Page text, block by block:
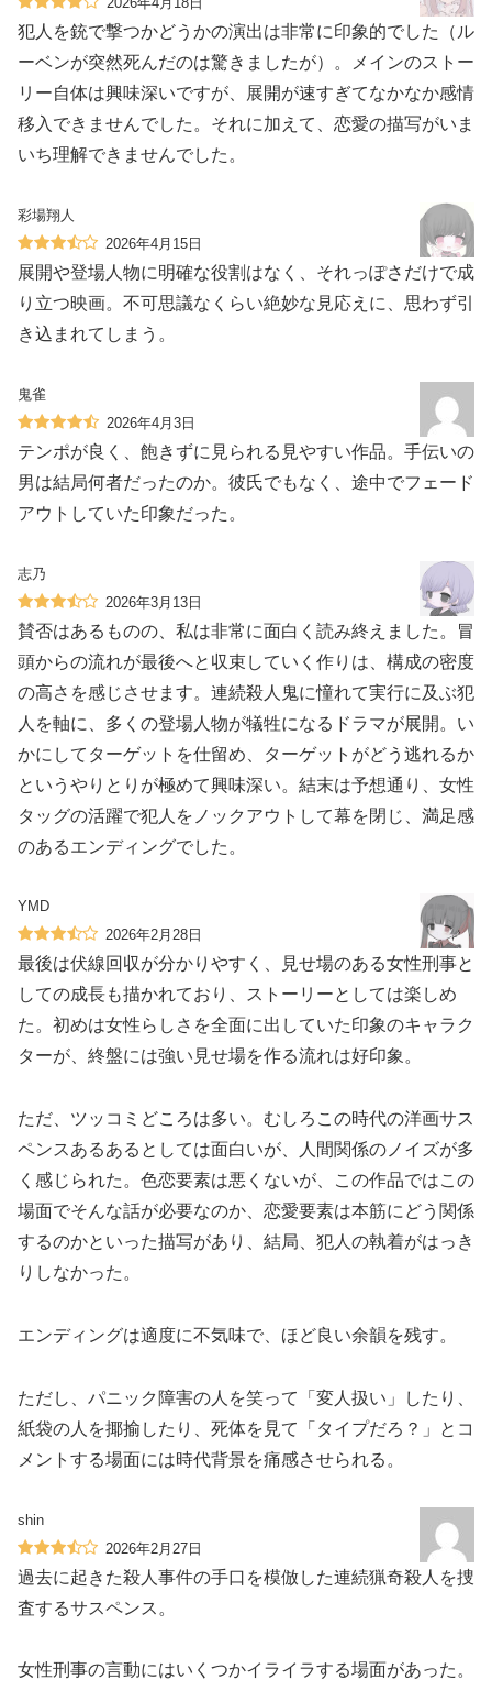
犯人を銃で撃つかどうかの演出は非常に印象的でした（ル
ーベンが突然死んだのは驚きましたが）。メインのストー
リー自体は興味深いですが、展開が速すぎてなかなか感情
移入できませんでした。それに加えて、恋愛の描写がいま
いち理解できませんでした。
彩場翔人
2026年4月15日
展開や登場人物に明確な役割はなく、それっぽさだけで成
り立つ映画。不可思議なくらい絶妙な見応えに、思わず引
き込まれてしまう。
鬼雀
2026年4月3日
テンポが良く、飽きずに見られる見やすい作品。手伝いの
男は結局何者だったのか。彼氏でもなく、途中でフェード
アウトしていた印象だった。
志乃
2026年3月13日
賛否はあるものの、私は非常に面白く読み終えました。冒
頭からの流れが最後へと収束していく作りは、構成の密度
の高さを感じさせます。連続殺人鬼に憧れて実行に及ぶ犯
人を軸に、多くの登場人物が犠牲になるドラマが展開。い
かにしてターゲットを仕留め、ターゲットがどう逃れるか
というやりとりが極めて興味深い。結末は予想通り、女性
タッグの活躍で犯人をノックアウトして幕を閉じ、満足感
のあるエンディングでした。
YMD
2026年2月28日
最後は伏線回収が分かりやすく、見せ場のある女性刑事と
しての成長も描かれており、ストーリーとしては楽しめ
た。初めは女性らしさを全面に出していた印象のキャラク
ターが、終盤には強い見せ場を作る流れは好印象。
ただ、ツッコミどころは多い。むしろこの時代の洋画サス
ペンスあるあるとしては面白いが、人間関係のノイズが多
く感じられた。色恋要素は悪くないが、この作品ではこの
場面でそんな話が必要なのか、恋愛要素は本筋にどう関係
するのかといった描写があり、結局、犯人の執着がはっき
りしなかった。
エンディングは適度に不気味で、ほど良い余韻を残す。
ただし、パニック障害の人を笑って「変人扱い」したり、
紙袋の人を揶揄したり、死体を見て「タイプだろ？」とコ
メントする場面には時代背景を痛感させられる。
shin
2026年2月27日
過去に起きた殺人事件の手口を模倣した連続猟奇殺人を捜
査するサスペンス。
女性刑事の言動にはいくつかイライラする場面があった。